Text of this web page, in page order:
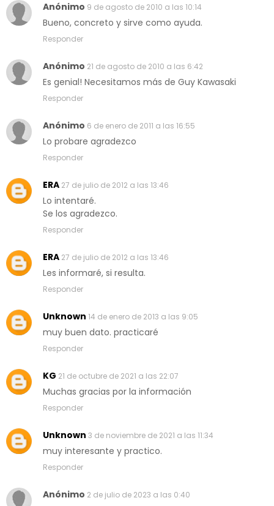
Anónimo 9 de agosto de 2010 a las 10:14
Bueno, concreto y sirve como ayuda.
Responder
Anónimo 21 de agosto de 2010 a las 6:42
Es genial! Necesitamos más de Guy Kawasaki
Responder
Anónimo 6 de enero de 2011 a las 16:55
Lo probare agradezco
Responder
ERA 27 de julio de 2012 a las 13:46
Lo intentaré.
Se los agradezco.
Responder
ERA 27 de julio de 2012 a las 13:46
Les informaré, si resulta.
Responder
Unknown 14 de enero de 2013 a las 9:05
muy buen dato. practicaré
Responder
KG 21 de octubre de 2021 a las 22:07
Muchas gracias por la información
Responder
Unknown 3 de noviembre de 2021 a las 11:34
muy interesante y practico.
Responder
Anónimo 2 de julio de 2023 a las 0:40